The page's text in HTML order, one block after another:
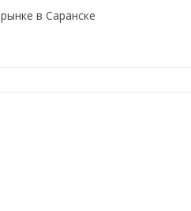
рынке в Саранске